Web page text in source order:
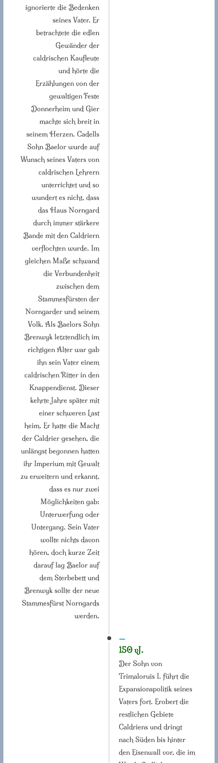
ignorierte die Bedenken
seines Vater. Er
betrachtete die edlen
Gewänder der
caldrischen Kaufleute
und hörte die
Erzählungen von der
gewaltigen Feste
Donnerheim und Gier
machte sich breit in
seinem Herzen. Cadells
Sohn Baelor wurde auf
Wunsch seines Vaters von
caldrischen Lehrern
unterrichtet und so
wundert es nicht, dass
das Haus Norngard
durch immer stärkere
Bande mit den Caldriern
verflochten wurde. Im
gleichen Maße schwand
die Verbundenheit
zwischen dem
Stammesfürsten der
Norngarder und seinem
Volk. Als Baelors Sohn
Brenwyk letztendlich im
richtigen Alter war gab
ihn sein Vater einem
caldrischen Ritter in den
Knappendienst. Dieser
kehrte Jahre später mit
einer schweren Last
heim. Er hatte die Macht
der Caldrier gesehen, die
unlängst begonnen hatten
ihr Imperium mit Gewalt
zu erweitern und erkannt,
dass es nur zwei
Möglichkeiten gab:
Unterwerfung oder
Untergang. Sein Vater
wollte nichts davon
hören, doch kurze Zeit
darauf lag Baelor auf
dem Sterbebett und
Brenwyk sollte der neue
Stammesfürst Norngards
werden.
—
150 vJ.
Der Sohn von
Trimaloruis I. führt die
Expansionspolitik seines
Vaters fort. Erobert die
restlichen Gebiete
Caldriens und dringt
nach Süden bis hinter
den Eisenwall vor, die im